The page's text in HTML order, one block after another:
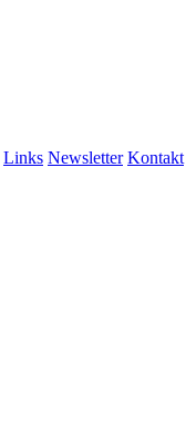
Links Newsletter Kontakt